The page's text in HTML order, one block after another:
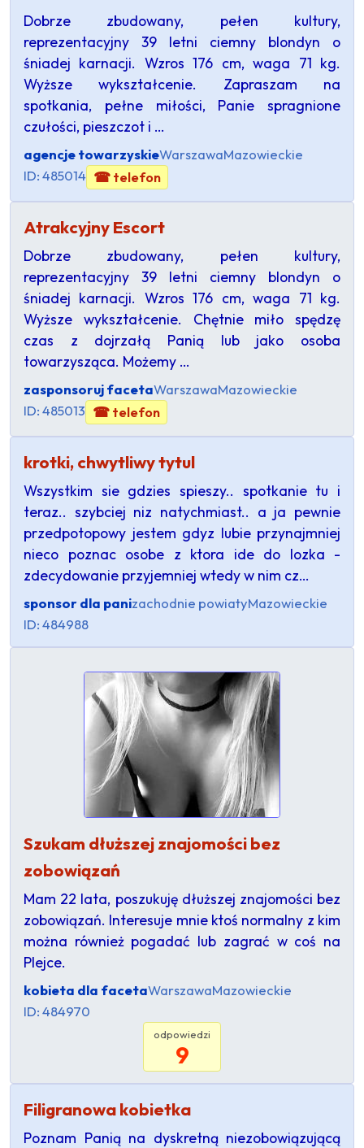
Dobrze zbudowany, pełen kultury,
reprezentacyjny 39 letni ciemny blondyn o
śniadej karnacji. Wzros 176 cm, waga 71 kg.
Wyższe wykształcenie. Zapraszam na
spotkania, pełne miłości, Panie spragnione
czułości, pieszczot i …
agencje towarzyskieWarszawaMazowieckie
ID: 485014 ☎ telefon
Atrakcyjny Escort
Dobrze zbudowany, pełen kultury,
reprezentacyjny 39 letni ciemny blondyn o
śniadej karnacji. Wzros 176 cm, waga 71 kg.
Wyższe wykształcenie. Chętnie miło spędzę
czas z dojrzałą Panią lub jako osoba
towarzysząca. Możemy …
zasponsoruj facetaWarszawaMazowieckie
ID: 485013 ☎ telefon
krotki, chwytliwy tytul
Wszystkim sie gdzies spieszy.. spotkanie tu i
teraz.. szybciej niz natychmiast.. a ja pewnie
przedpotopowy jestem gdyz lubie przynajmniej
nieco poznac osobe z ktora ide do lozka -
zdecydowanie przyjemniej wtedy w nim cz…
sponsor dla panizachodnie powiatyMazowieckie
ID: 484988
Szukam dłuższej znajomości bez
zobowiązań
Mam 22 lata, poszukuję dłuższej znajomości bez
zobowiązań. Interesuje mnie ktoś normalny z kim
można również pogadać lub zagrać w coś na
Plejce.
kobieta dla facetaWarszawaMazowieckie
ID: 484970
odpowiedzi
9
Filigranowa kobietka
Poznam Panią na dyskretną niezobowiązującą